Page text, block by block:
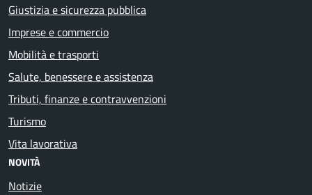
Giustizia e sicurezza pubblica
Imprese e commercio
Mobilità e trasporti
Salute, benessere e assistenza
Tributi, finanze e contravvenzioni
Turismo
Vita lavorativa
NOVITÀ
Notizie